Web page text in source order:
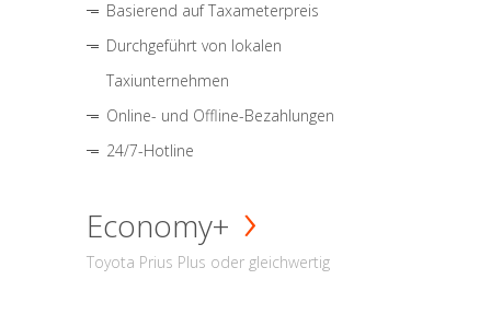
Basierend auf Taxameterpreis
Durchgeführt von lokalen
Taxiunternehmen
Online- und Offline-Bezahlungen
24/7-Hotline
Economy+
Toyota Prius Plus oder gleichwertig